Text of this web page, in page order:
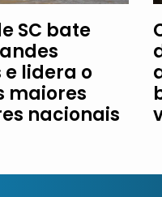
SC bate
lidera o
maiores
nacionais